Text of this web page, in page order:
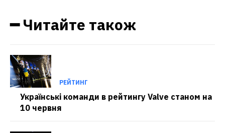
━ Читайте також
РЕЙТИНГ
Українські команди в рейтингу Valve станом на
10 червня